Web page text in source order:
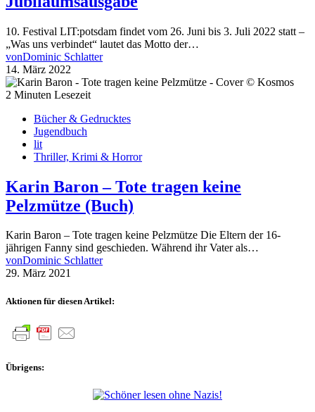
10. Festival LIT:potsdam findet vom 26. Juni bis 3. Juli 2022 statt –
„Was uns verbindet“ lautet das Motto der…
vonDominic Schlatter
14. März 2022
2 Minuten Lesezeit
Bücher & Gedrucktes
Jugendbuch
lit
Thriller, Krimi & Horror
Karin Baron – Tote tragen keine
Pelzmütze (Buch)
Karin Baron – Tote tragen keine Pelzmütze Die Eltern der 16-
jährigen Fanny sind geschieden. Während ihr Vater als…
vonDominic Schlatter
29. März 2021
Aktionen für diesen Artikel:
Übrigens: